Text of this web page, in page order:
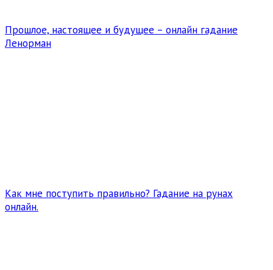
Прошлое, настоящее и будущее – онлайн гадание
Ленорман
Как мне поступить правильно? Гадание на рунах
онлайн.